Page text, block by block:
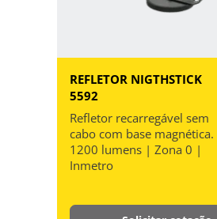
REFLETOR NIGTHSTICK
5592
Refletor recarregável sem
cabo com base magnética.
1200 lumens | Zona 0 |
Inmetro